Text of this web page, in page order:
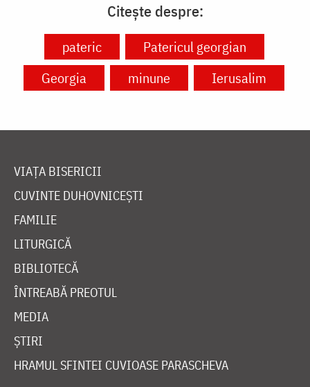
Citește despre:
pateric
Patericul georgian
Georgia
minune Ierusalim
VIAȚA BISERICII
CUVINTE DUHOVNICEȘTI
FAMILIE
LITURGICĂ
BIBLIOTECĂ
ÎNTREABĂ PREOTUL
MEDIA
ȘTIRI
HRAMUL SFINTEI CUVIOASE PARASCHEVA